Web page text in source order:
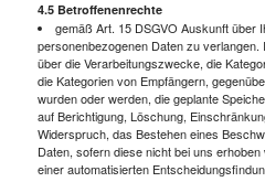
4.5 Betroffenenrechte
gemäß Art. 15 DSGVO Auskunft über
personenbezogenen Daten zu
über die Verarbeitungszwecke, die
die Kategorien von Empfängern,
wurden oder werden, die geplante
auf Berichtigung, Löschung,
Widerspruch, das Bestehen eines
Daten, sofern diese nicht bei uns
einer automatisierten